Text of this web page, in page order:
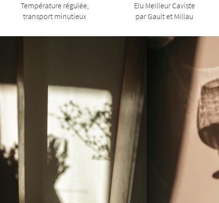
Température régulée,
transport minutieux
Elu Meilleur Caviste
par Gault et Millau